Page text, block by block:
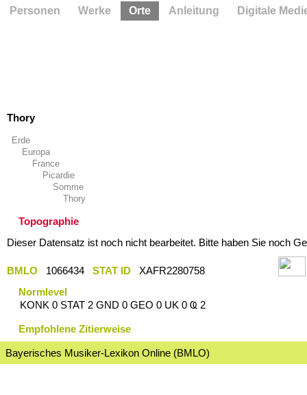
Thory
Erde
Europa
France
Picardie
Somme
Thory
Topographie
Dieser Datensatz ist noch nicht bearbeitet. Bitte haben Sie noch
BMLO 1066434 STAT ID
XAFR2280758
Normlevel
KONK 0 STAT 2 GND 0 GEO 0 UK 0 Ҩ 2
Empfohlene Zitierweise
Bayerisches Musiker-Lexikon Online (BMLO)
Personen Werke Orte Anleitung Digitale